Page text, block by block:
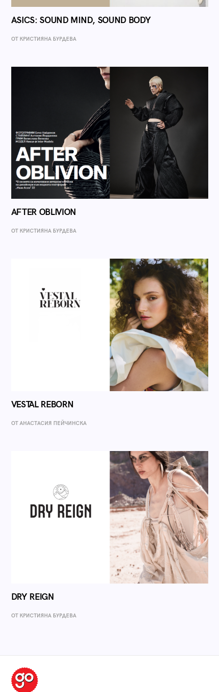
ASICS: SOUND MIND, SOUND BODY
ОТ КРИСТИЯНА БУРДЕВА
AFTER OBLIVION
ОТ КРИСТИЯНА БУРДЕВА
VESTAL REBORN
ОТ AНАСТАСИЯ ПЕЙЧИНСКА
DRY REIGN
ОТ КРИСТИЯНА БУРДЕВА